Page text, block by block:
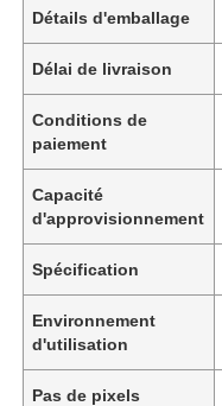
Détails d'emballage
Délai de livraison
Conditions de
paiement
Capacité
d'approvisionnement
Spécification
Environnement
d'utilisation
Pas de pixels